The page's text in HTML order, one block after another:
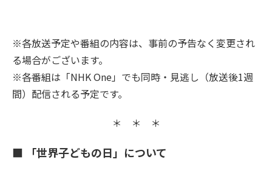
※各放送予定や番組の内容は、事前の予告なく変更され
る場合がございます。
※各番組は「NHK One」でも同時・見逃し（放送後1週
間）配信される予定です。
＊ ＊ ＊
■ 「世界子どもの日」について